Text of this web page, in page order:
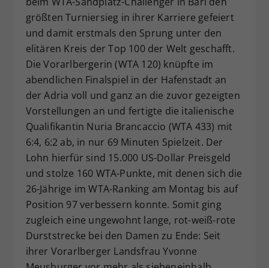
größten Turniersieg in ihrer Karriere gefeiert
und damit erstmals den Sprung unter den
elitären Kreis der Top 100 der Welt geschafft.
Die Vorarlbergerin (WTA 120) knüpfte im
abendlichen Finalspiel in der Hafenstadt an
der Adria voll und ganz an die zuvor gezeigten
Vorstellungen an und fertigte die italienische
Qualifikantin Nuria Brancaccio (WTA 433) mit
6:4, 6:2 ab, in nur 69 Minuten Spielzeit. Der
Lohn hierfür sind 15.000 US-Dollar Preisgeld
und stolze 160 WTA-Punkte, mit denen sich die
26-Jährige im WTA-Ranking am Montag bis auf
Position 97 verbessern konnte. Somit ging
zugleich eine ungewohnt lange, rot-weiß-rote
Durststrecke bei den Damen zu Ende: Seit
ihrer Vorarlberger Landsfrau Yvonne
Zweck
Dieser Wert speichert Ihre Consent-
Einstellungen. Unter anderem eine
zufällig generierte ID, für die
historische Speicherung Ihrer
vorgenommen Einstellungen, falls der
Webseiten-Betreiber dies eingestellt
hat.